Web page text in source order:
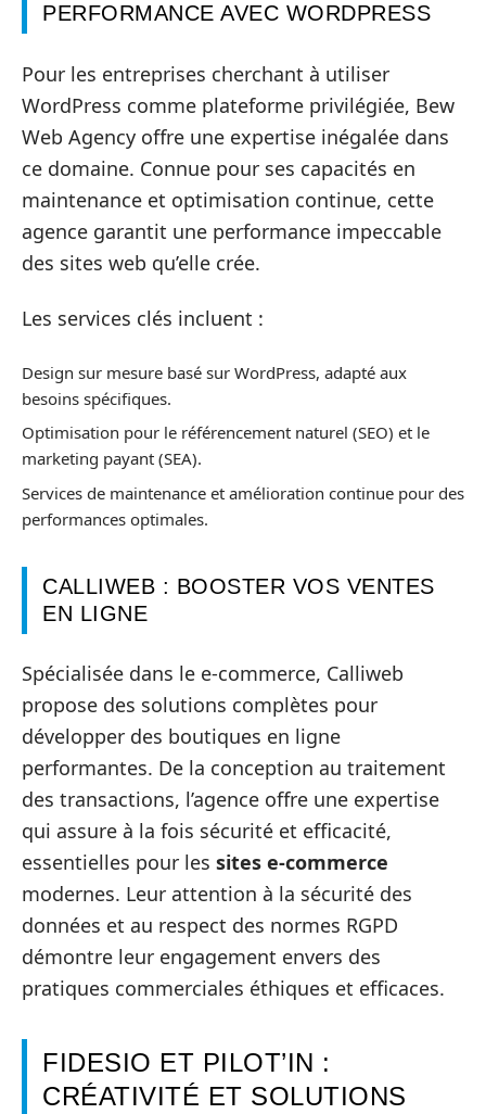
PERFORMANCE AVEC WORDPRESS
Pour les entreprises cherchant à utiliser
WordPress comme plateforme privilégiée, Bew
Web Agency offre une expertise inégalée dans
ce domaine. Connue pour ses capacités en
maintenance et optimisation continue, cette
agence garantit une performance impeccable
des sites web qu’elle crée.
Les services clés incluent :
Design sur mesure basé sur WordPress, adapté aux
besoins spécifiques.
Optimisation pour le référencement naturel (SEO) et le
marketing payant (SEA).
Services de maintenance et amélioration continue pour des
performances optimales.
CALLIWEB : BOOSTER VOS VENTES
EN LIGNE
Spécialisée dans le e-commerce, Calliweb
propose des solutions complètes pour
développer des boutiques en ligne
performantes. De la conception au traitement
des transactions, l’agence offre une expertise
qui assure à la fois sécurité et efficacité,
essentielles pour les sites e-commerce
modernes. Leur attention à la sécurité des
données et au respect des normes RGPD
démontre leur engagement envers des
pratiques commerciales éthiques et efficaces.
FIDESIO ET PILOT’IN :
CRÉATIVITÉ ET SOLUTIONS